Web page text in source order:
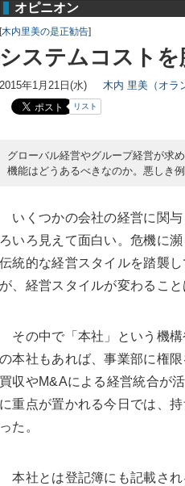
オピニオン
[木内里美の是正勧告]
システムコスト
2015年1月21日(水) 木内 里美（オラ
リスト
グローバル経営やグループ経営が求
機能はどうあるべきなのか。悪しき
いくつかの会社の経営に関与
ろいろ見えて面白い。危機に
伝統的な経営スタイルを踏襲
が、経営スタイルが変わること
その中で「本社」という機構
の本社もあれば、事業部に権
買収やM&Aによる経営統合が
に重点が置かれる今日では、
った。
本社とは登記簿にも記載され